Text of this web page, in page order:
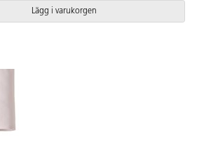
Lägg i varukorgen